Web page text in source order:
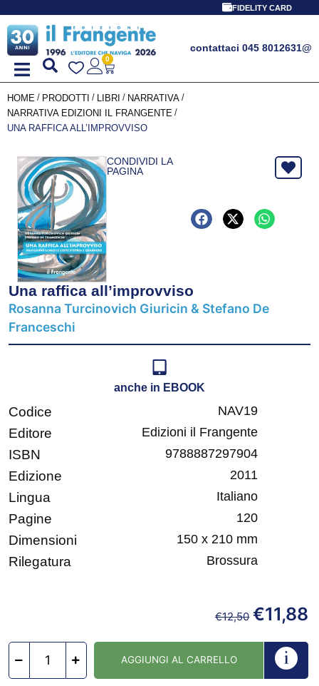
FIDELITY CARD
contattaci 045 8012631@
0
HOME / PRODOTTI / LIBRI / NARRATIVA /
NARRATIVA EDIZIONI IL FRANGENTE /
UNA RAFFICA ALL’IMPROVVISO
CONDIVIDI LA
PAGINA
Una raffica all’improvviso
Rosanna Turcinovich Giuricin & Stefano De
Franceschi
anche in EBOOK
Codice NAV19
Editore Edizioni il Frangente
ISBN 9788887297904
Edizione 2011
Lingua Italiano
Pagine 120
Dimensioni 150 x 210 mm
Rilegatura Brossura
€12,50 €11,88
AGGIUNGI AL CARRELLO